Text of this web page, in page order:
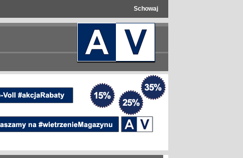
Schowaj